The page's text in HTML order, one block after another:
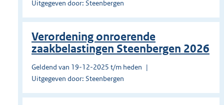
Uitgegeven door: Steenbergen
Verordening onroerende
zaakbelastingen Steenbergen 2026
Geldend van 19-12-2025 t/m heden
Uitgegeven door: Steenbergen